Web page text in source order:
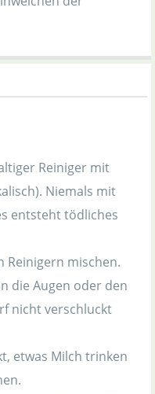
Reiniger mit
Niemals mit
entsteht tödliches
Reinigern mischen.
die Augen oder den
nicht verschluckt
etwas Milch trinken